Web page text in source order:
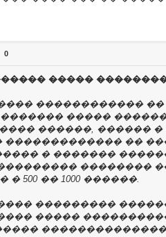
0
�����
������������
������� �����
������, ������
��
� �������
��������
�� 1000 ������.
���������
�����